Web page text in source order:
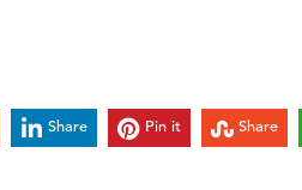
Share Pin it Share